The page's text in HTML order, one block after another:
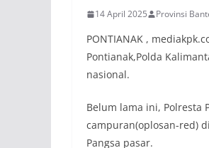
14 April 2025 Provinsi
PONTIANAK ,
Pontianak,Polda
nasional.
Belum lama ini, Polresta
campuran(oplosan-red)
Pangsa pasar.